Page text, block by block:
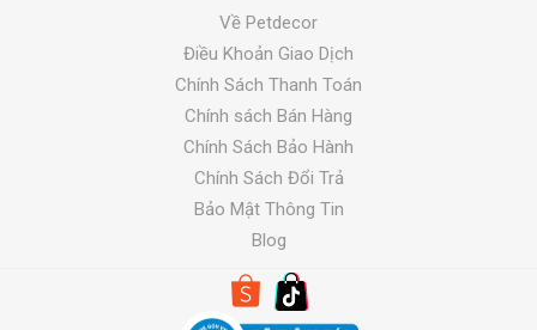
Về Petdecor
Điều Khoản Giao Dịch
Chính Sách Thanh Toán
Chính sách Bán Hàng
Chính Sách Bảo Hành
Chính Sách Đổi Trả
Bảo Mật Thông Tin
Blog